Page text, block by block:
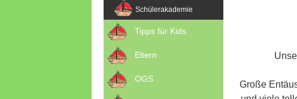
Schülerakademie
Tipps für Kids
Eltern
OGS
Große